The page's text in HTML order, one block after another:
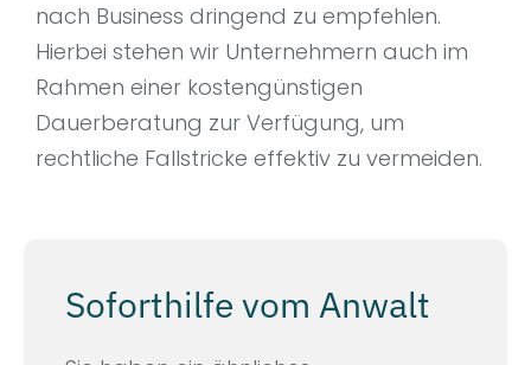
nach Business dringend zu empfehlen.
Hierbei stehen wir Unternehmern auch im
Rahmen einer kostengünstigen
Dauerberatung zur Verfügung, um
rechtliche Fallstricke effektiv zu vermeiden.
Soforthilfe vom Anwalt